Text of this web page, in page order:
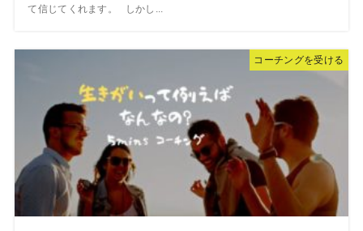
て信じてくれます。 しかし...
コーチングを受ける